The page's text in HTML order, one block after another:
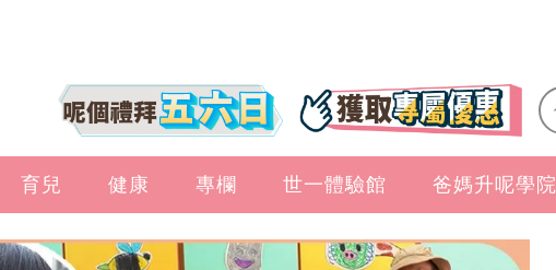
育兒 健康 專欄 世一體驗館 爸媽升呢學院